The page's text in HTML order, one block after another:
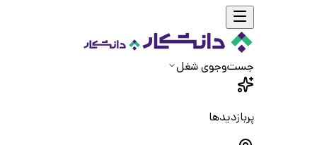
جست‌و‌جوی شغل
پربازدیدها